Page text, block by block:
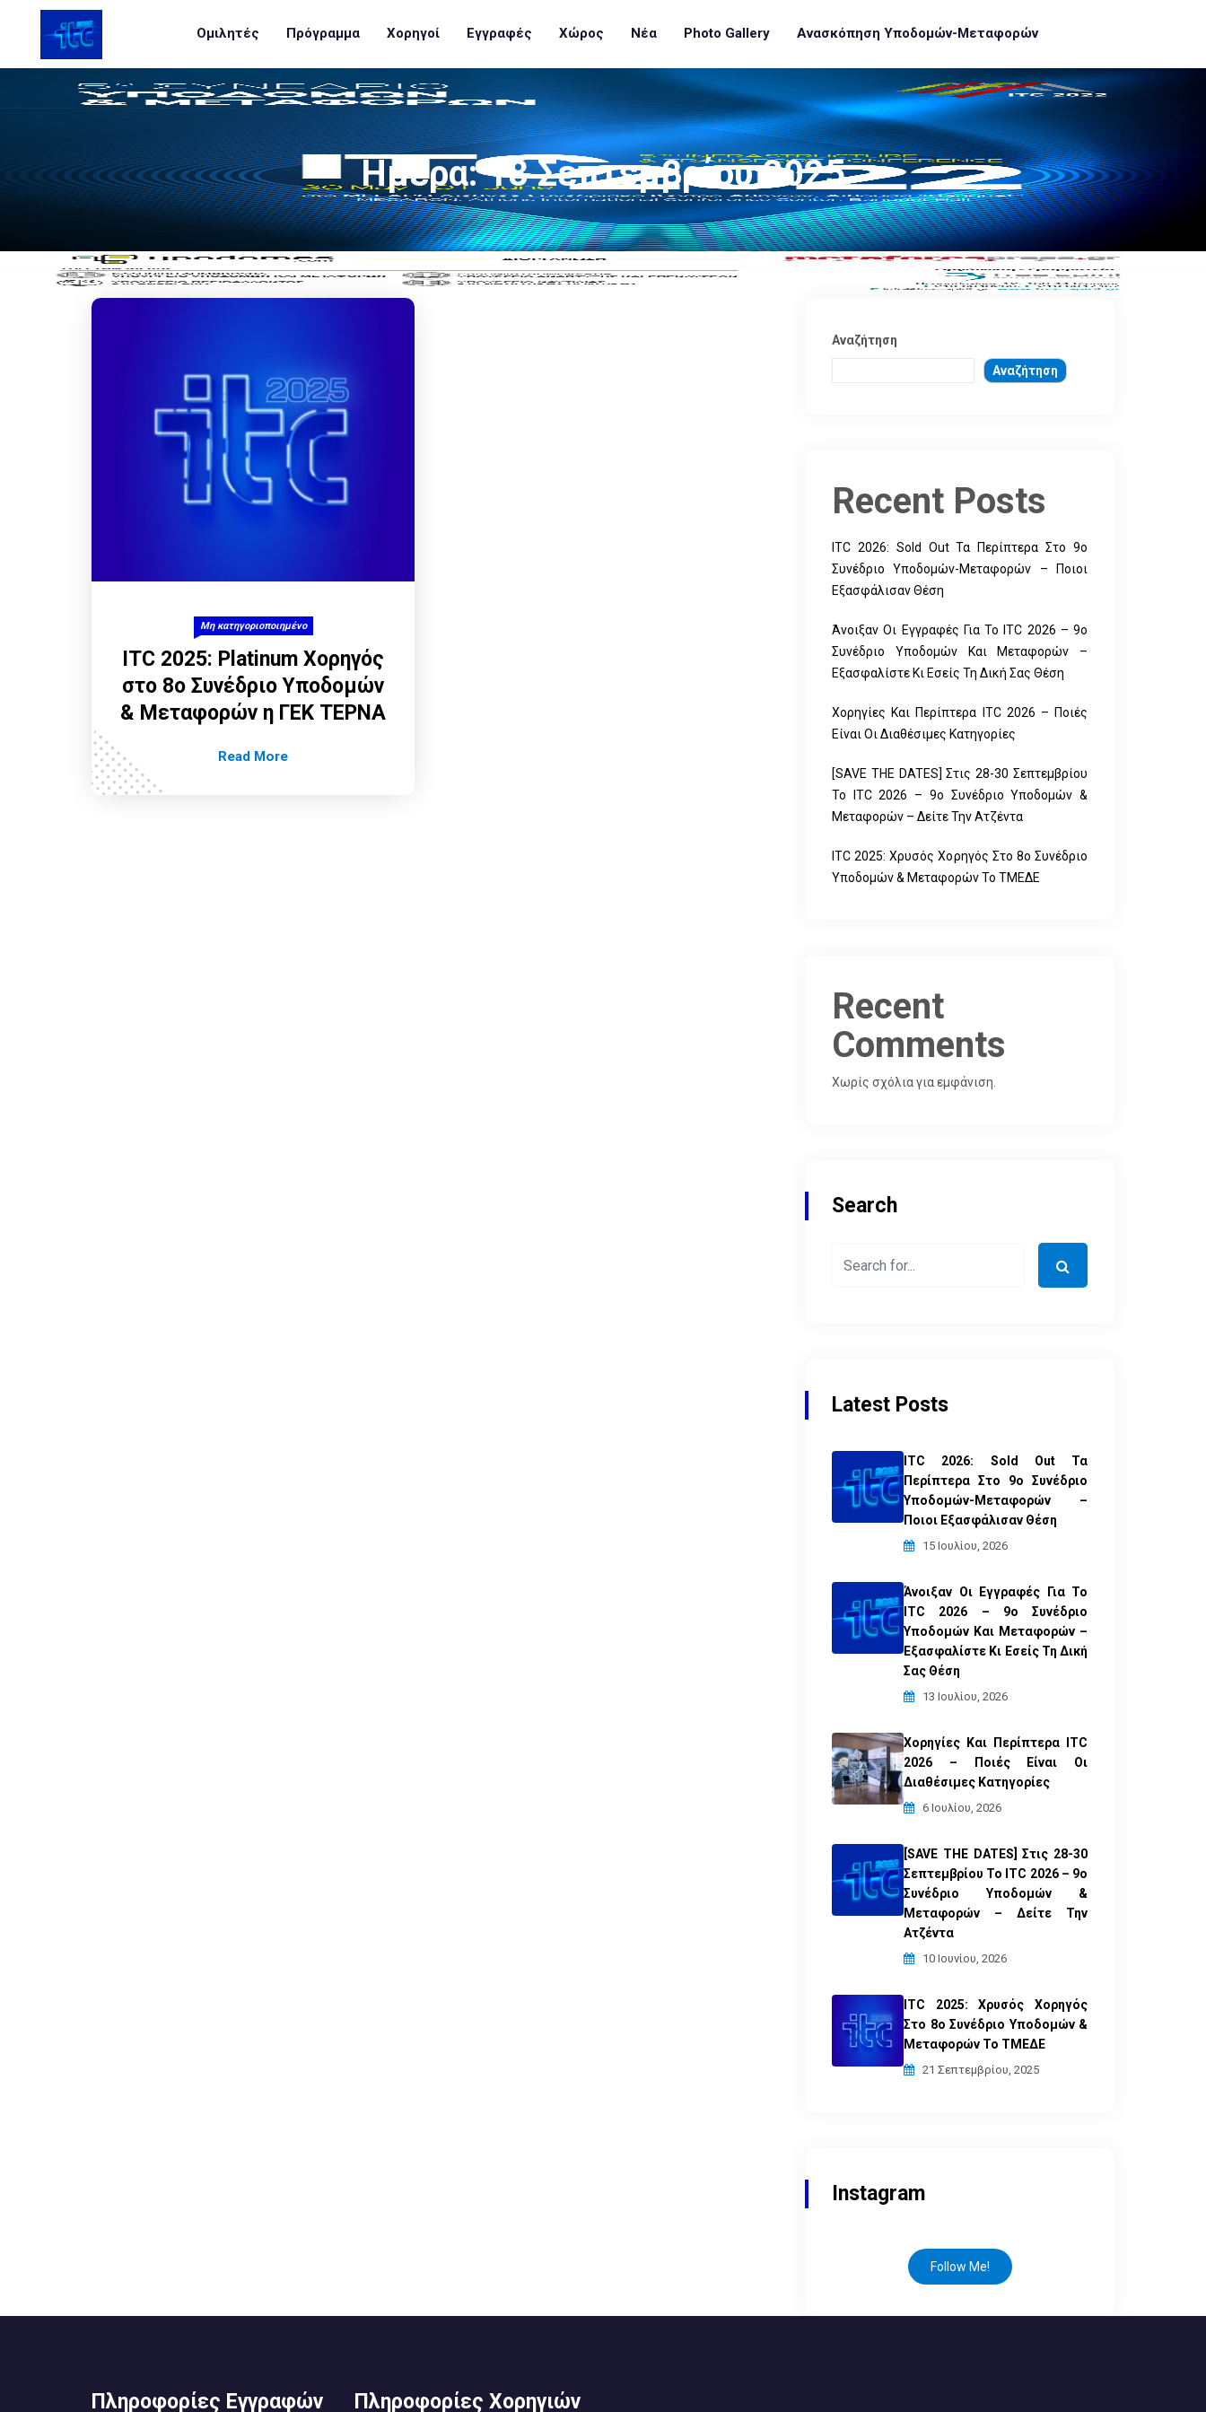
Ομιλητές Πρόγραμμα Χορηγοί Εγγραφές Χώρος Νέα Photo Gallery Ανασκόπηση Υποδομών-Μεταφορών
Ημέρα:18 Σεπτεμβρίου 2025
Μη κατηγοριοποιημένο
ITC 2025: Platinum Χορηγός
στο 8ο Συνέδριο Υποδομών
& Μεταφορών η ΓΕΚ ΤΕΡΝΑ
Read More
Αναζήτηση
Αναζήτηση
Recent Posts
ITC 2026: Sold Out Τα Περίπτερα Στο 9ο
Συνέδριο Υποδομών-Μεταφορών – Ποιοι
Εξασφάλισαν Θέση
Άνοιξαν Οι Εγγραφές Για Το ITC 2026 – 9ο
Συνέδριο Υποδομών Και Μεταφορών –
Εξασφαλίστε Κι Εσείς Τη Δική Σας Θέση
Χορηγίες Και Περίπτερα ITC 2026 – Ποιές
Είναι Οι Διαθέσιμες Κατηγορίες
[SAVE THE DATES] Στις 28-30 Σεπτεμβρίου
Το ITC 2026 – 9ο Συνέδριο Υποδομών &
Μεταφορών – Δείτε Την Ατζέντα
ITC 2025: Χρυσός Χορηγός Στο 8ο Συνέδριο
Υποδομών & Μεταφορών Το ΤΜΕΔΕ
Recent
Comments
Χωρίς σχόλια για εμφάνιση.
Search
Latest Posts
ITC 2026: Sold Out Τα
Περίπτερα Στο 9ο Συνέδριο
Υποδομών-Μεταφορών –
Ποιοι Εξασφάλισαν Θέση
15 Ιουλίου, 2026
Άνοιξαν Οι Εγγραφές Για Το
ITC 2026 – 9ο Συνέδριο
Υποδομών Και Μεταφορών –
Εξασφαλίστε Κι Εσείς Τη Δική
Σας Θέση
13 Ιουλίου, 2026
Χορηγίες Και Περίπτερα ITC
2026 – Ποιές Είναι Οι
Διαθέσιμες Κατηγορίες
6 Ιουλίου, 2026
[SAVE THE DATES] Στις 28-30
Σεπτεμβρίου Το ITC 2026 – 9ο
Συνέδριο Υποδομών &
Μεταφορών – Δείτε Την
Ατζέντα
10 Ιουνίου, 2026
ITC 2025: Χρυσός Χορηγός
Στο 8ο Συνέδριο Υποδομών &
Μεταφορών Το ΤΜΕΔΕ
21 Σεπτεμβρίου, 2025
Instagram
Follow Me!
Πληροφορίες Εγγραφών Πληροφορίες Χορηγιών